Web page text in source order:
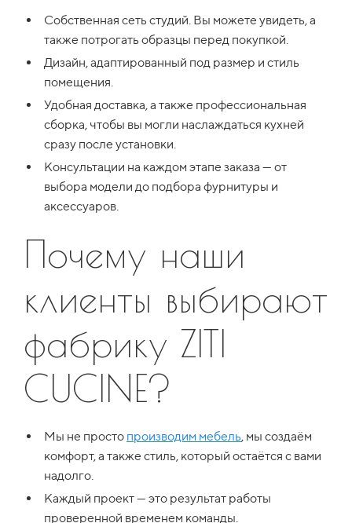
Собственная сеть студий. Вы можете увидеть, а
также потрогать образцы перед покупкой.
Дизайн, адаптированный под размер и стиль
помещения.
Удобная доставка, а также профессиональная
сборка, чтобы вы могли наслаждаться кухней
сразу после установки.
Консультации на каждом этапе заказа — от
выбора модели до подбора фурнитуры и
аксессуаров.
Почему наши
клиенты выбирают
фабрику ZITI
CUCINE?
Мы не просто производим мебель, мы создаём
комфорт, а также стиль, который остаётся с вами
надолго.
Каждый проект — это результат работы
проверенной временем команды.